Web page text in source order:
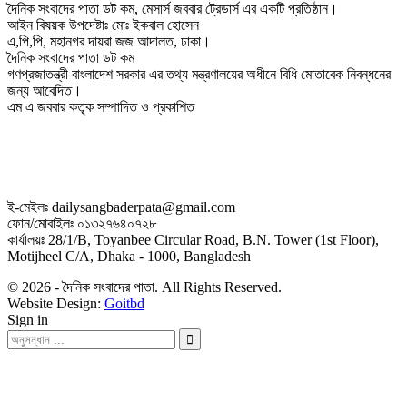
দৈনিক সংবাদের পাতা ডট কম, মেসার্স জববার ট্রেডার্স এর একটি প্রতিষ্ঠান।
আইন বিষয়ক উপদেষ্টাঃ মোঃ ইকবাল হোসেন
এ,পি,পি, মহানগর দায়রা জজ আদালত, ঢাকা।
দৈনিক সংবাদের পাতা ডট কম
গণপ্রজাতন্ত্রী বাংলাদেশ সরকার এর তথ্য মন্ত্রণালয়ের অধীনে বিধি মোতাবেক নিবন্ধনের
জন্য আবেদিত।
এম এ জববার কতৃক সম্পাদিত ও প্রকাশিত
ই-মেইলঃ dailysangbaderpata@gmail.com
ফোন/মোবাইলঃ ০১৩২৭৬৪০৭২৮
কার্যালয়ঃ 28/1/B, Toyanbee Circular Road, B.N. Tower (1st Floor),
Motijheel C/A, Dhaka - 1000, Bangladesh
© 2026 - দৈনিক সংবাদের পাতা. All Rights Reserved.
Website Design: Goitbd
Sign in